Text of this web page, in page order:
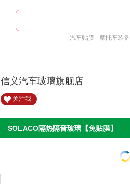
汽车贴膜 摩托车装备
信义汽车玻璃旗舰店
关注我
SOLACO隔热隔音玻璃【免贴膜】